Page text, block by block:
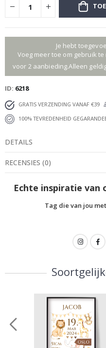
Je hebt
Voeg meer toe om gebruik
voor 2 aanbieding.Alleen
ID 6218
GRATIS VERZENDING VANAF €39
100% TEVREDENHEID
DETAILS
RECENSIES (0)
Echte inspiratie van
Tag die van jou